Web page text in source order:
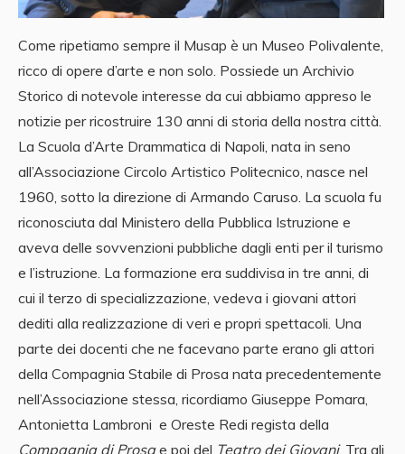
Come ripetiamo sempre il Musap è un Museo Polivalente,
ricco di opere d’arte e non solo. Possiede un Archivio
Storico di notevole interesse da cui abbiamo appreso le
notizie per ricostruire 130 anni di storia della nostra città.
La Scuola d’Arte Drammatica di Napoli, nata in seno
all’Associazione Circolo Artistico Politecnico, nasce nel
1960, sotto la direzione di Armando Caruso. La scuola fu
riconosciuta dal Ministero della Pubblica Istruzione e
aveva delle sovvenzioni pubbliche dagli enti per il turismo
e l’istruzione. La formazione era suddivisa in tre anni, di
cui il terzo di specializzazione, vedeva i giovani attori
dediti alla realizzazione di veri e propri spettacoli. Una
parte dei docenti che ne facevano parte erano gli attori
della Compagnia Stabile di Prosa nata precedentemente
nell’Associazione stessa, ricordiamo Giuseppe Pomara,
Antonietta Lambroni e Oreste Redi regista della
Compagnia di Prosae poi del Teatro dei Giovani. Tra gli